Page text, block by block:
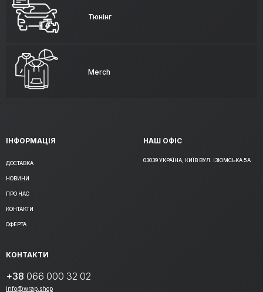
Тюнінг
Merch
ІНФОРМАЦІЯ
ДОСТАВКА
НОВИНИ
ПРО НАС
КОНТАКТИ
ОФЕРТА
НАШ ОФІС
03039 УКРАЇНА, КИЇВ ВУЛ. ІЗЮМСЬКА 5А
КОНТАКТИ
+38 066 000 32 02
info@wrap.shop